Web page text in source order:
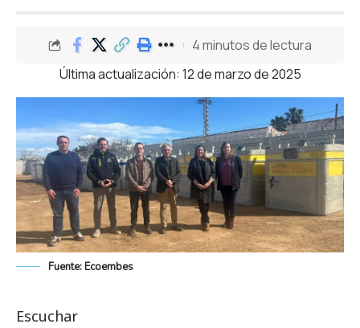
Última actualización: 12 de marzo de 2025
4 minutos de lectura
Fuente: Ecoembes
Escuchar